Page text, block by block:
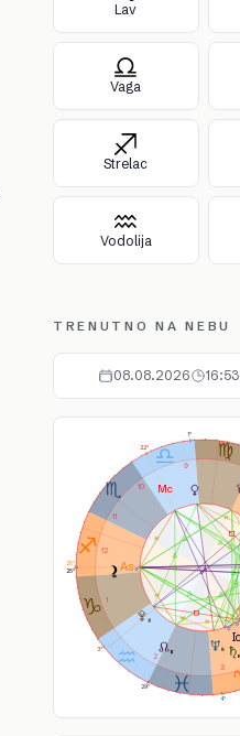
Lav
Vaga
Strelac
Vodolija
TRENUTNO NA NEBU
08.08.2026 16:53
1
2
3
9
10
11
12
1°
4°
3°
29°
25°
22°
25°